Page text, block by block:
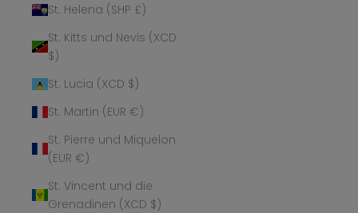
St. Helena (SHP £)
St. Kitts und Nevis (XCD
$)
St. Lucia (XCD $)
St. Martin (EUR €)
St. Pierre und Miquelon
(EUR €)
St. Vincent und die
Grenadinen (XCD $)